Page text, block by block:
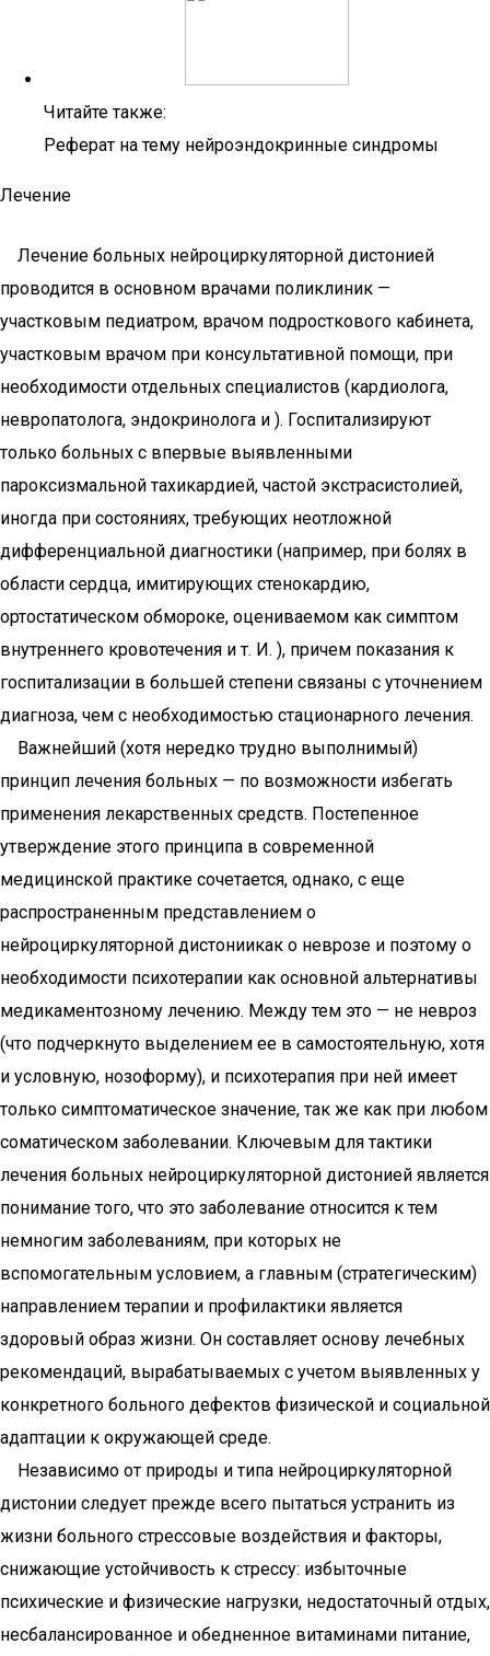
Читайте также:
Реферат на тему нейроэндокринные синдромы
Лечение
Лечение больных нейроциркуляторной дистонией
проводится в основном врачами поликлиник —
участковым педиатром, врачом подросткового кабинета,
участковым врачом при консультативной помощи, при
необходимости отдельных специалистов (кардиолога,
невропатолога, эндокринолога и ). Госпитализируют
только больных с впервые выявленными
пароксизмальной тахикардией, частой экстрасистолией,
иногда при состояниях, требующих неотложной
дифференциальной диагностики (например, при болях в
области сердца, имитирующих стенокардию,
ортостатическом обмороке, оцениваемом как симптом
внутреннего кровотечения и т. И. ), причем показания к
госпитализации в большей степени связаны с уточнением
диагноза, чем с необходимостью стационарного лечения.
Важнейший (хотя нередко трудно выполнимый)
принцип лечения больных — по возможности избегать
применения лекарственных средств. Постепенное
утверждение этого принципа в современной
медицинской практике сочетается, однако, с еще
распространенным представлением о
нейроциркуляторной дистониикак о неврозе и поэтому о
необходимости психотерапии как основной альтернативы
медикаментозному лечению. Между тем это — не невроз
(что подчеркнуто выделением ее в самостоятельную, хотя
и условную, нозоформу), и психотерапия при ней имеет
только симптоматическое значение, так же как при любом
соматическом заболевании. Ключевым для тактики
лечения больных нейроциркуляторной дистонией является
понимание того, что это заболевание относится к тем
немногим заболеваниям, при которых не
вспомогательным условием, а главным (стратегическим)
направлением терапии и профилактики является
здоровый образ жизни. Он составляет основу лечебных
рекомендаций, вырабатываемых с учетом выявленных у
конкретного больного дефектов физической и социальной
адаптации к окружающей среде.
Независимо от природы и типа нейроциркуляторной
дистонии следует прежде всего пытаться устранить из
жизни больного стрессовые воздействия и факторы,
снижающие устойчивость к стрессу: избыточные
психические и физические нагрузки, недостаточный отдых,
несбалансированное и обедненное витаминами питание,